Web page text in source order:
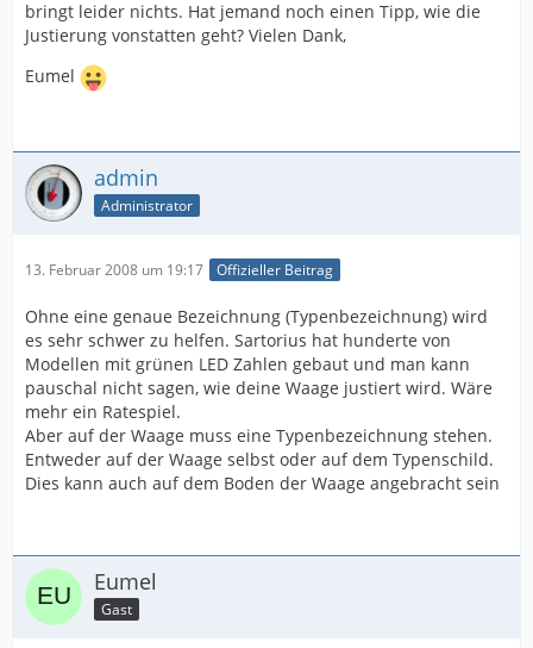
bringt leider nichts. Hat jemand noch einen Tipp, wie die
Justierung vonstatten geht? Vielen Dank,
Eumel
admin
Administrator
13. Februar 2008 um 19:17 Offizieller Beitrag
Ohne eine genaue Bezeichnung (Typenbezeichnung) wird
es sehr schwer zu helfen. Sartorius hat hunderte von
Modellen mit grünen LED Zahlen gebaut und man kann
pauschal nicht sagen, wie deine Waage justiert wird. Wäre
mehr ein Ratespiel.
Aber auf der Waage muss eine Typenbezeichnung stehen.
Entweder auf der Waage selbst oder auf dem Typenschild.
Dies kann auch auf dem Boden der Waage angebracht sein
Eumel
Gast